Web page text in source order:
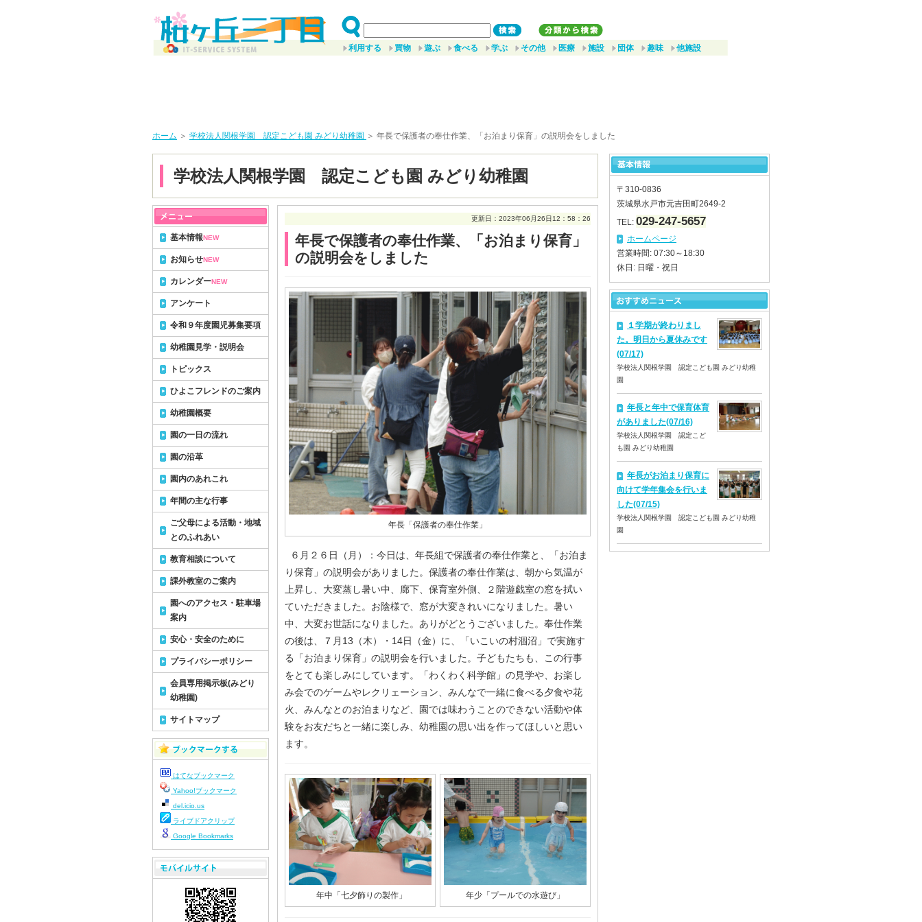
利用する 買物 遊ぶ 食べる 学ぶ その他 医療 施設 団体 趣味 他施設
ホーム ＞ 学校法人関根学園 認定こども園 みどり幼稚園 ＞ 年長で保護者の奉仕作業、「お泊まり保育」の説明会をしました
学校法人関根学園 認定こども園 みどり幼稚園
更新日：2023年06月26日12：58：26
年長で保護者の奉仕作業、「お泊まり保育」
の説明会をしました
年長「保護者の奉仕作業」
６月２６日（月）：今日は、年長組で保護者の奉仕作業と、「お泊ま
り保育」の説明会がありました。保護者の奉仕作業は、朝から気温が
上昇し、大変蒸し暑い中、廊下、保育室外側、２階遊戯室の窓を拭い
ていただきました。お陰様で、窓が大変きれいになりました。暑い
中、大変お世話になりました。ありがどとうございました。奉仕作業
の後は、７月13（木）・14日（金）に、「いこいの村涸沼」で実施す
る「お泊まり保育」の説明会を行いました。子どもたちも、この行事
をとても楽しみにしています。「わくわく科学館」の見学や、お楽し
み会でのゲームやレクリェーション、みんなで一緒に食べる夕食や花
火、みんなとのお泊まりなど、園では味わうことのできない活動や体
験をお友だちと一緒に楽しみ、幼稚園の思い出を作ってほしいと思い
ます。
年中「七夕飾りの製作」 年少「プールでの水遊び」
基本情報NEW
お知らせNEW
カレンダーNEW
アンケート
令和９年度園児募集要項
幼稚園見学・説明会
トピックス
ひよこフレンドのご案内
幼稚園概要
園の一日の流れ
園の沿革
園内のあれこれ
年間の主な行事
ご父母による活動・地域
とのふれあい
教育相談について
課外教室のご案内
園へのアクセス・駐車場
案内
安心・安全のために
プライバシーポリシー
会員専用掲示板(みどり
幼稚園)
サイトマップ
はてなブックマーク
Yahoo!ブックマーク
del.icio.us
ライブドアクリップ
Google Bookmarks
〒310-0836
茨城県水戸市元吉田町2649-2
TEL: 029-247-5657
ホームページ
営業時間: 07:30～18:30
休日: 日曜・祝日
１学期が終わりまし
た。明日から夏休みです
(07/17)
学校法人関根学園 認定こども園 みどり幼稚
園
年長と年中で保育体育
がありました(07/16)
学校法人関根学園 認定こど
も園 みどり幼稚園
年長がお泊まり保育に
向けて学年集会を行いま
した(07/15)
学校法人関根学園 認定こども園 みどり幼稚
園